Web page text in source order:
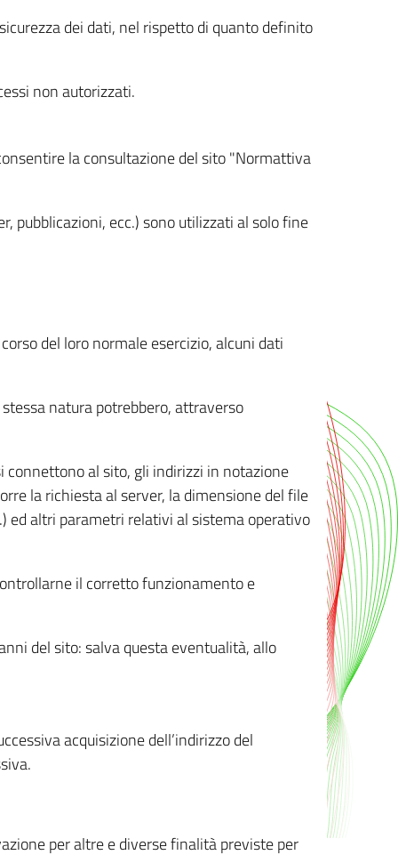
dei dati, nel rispetto di quanto definito
non autorizzati.
la consultazione del sito "Normattiva
ecc.) sono utilizzati al solo fine
del loro normale esercizio, alcuni dati
natura potrebbero, attraverso
al sito, gli indirizzi in notazione
la richiesta al server, la dimensione del file
ed altri parametri relativi al sistema operativo
il corretto funzionamento e
del sito: salva questa eventualità, allo
acquisizione dell’indirizzo del
per altre e diverse finalità previste per